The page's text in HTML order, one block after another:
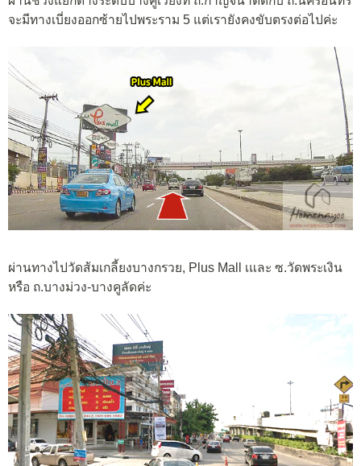
จะมีทางเบี่ยงออกซ้ายไปพระราม 5 แต่เรายังคงขับตรงต่อไปค่ะ
ผ่านทางไปวัดส้มเกลี้ยงบางกรวย, Plus Mall เและ ซ.วัดพระเงิน
หรือ ถ.บางม่วง-บางคูลัดค่ะ